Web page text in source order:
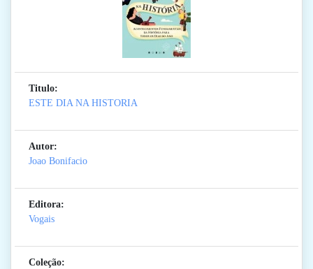
Titulo:
ESTE DIA NA HISTORIA
Autor:
Joao Bonifacio
Editora:
Vogais
Coleção: